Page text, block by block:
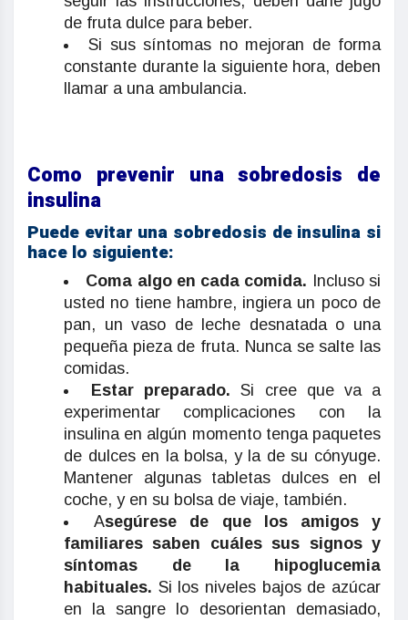
de fruta dulce para beber.
Si sus síntomas no mejoran de forma
constante durante la siguiente hora, deben
llamar a una ambulancia.
Como prevenir una sobredosis de
insulina
Puede evitar una sobredosis de insulina si
hace lo siguiente:
Coma algo en cada comida. Incluso si
usted no tiene hambre, ingiera un poco de
pan, un vaso de leche desnatada o una
pequeña pieza de fruta. Nunca se salte las
comidas.
Estar preparado. Si cree que va a
experimentar complicaciones con la
insulina en algún momento tenga paquetes
de dulces en la bolsa, y la de su cónyuge.
Mantener algunas tabletas dulces en el
coche, y en su bolsa de viaje, también.
Asegúrese de que los amigos y
familiares saben cuáles sus signos y
síntomas de la hipoglucemia
habituales. Si los niveles bajos de azúcar
en la sangre lo desorientan demasiado,